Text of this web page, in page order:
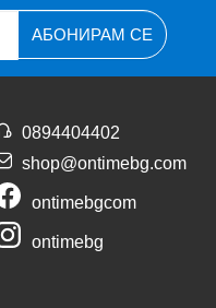
АБОНИРАМ СЕ
0894404402
shop@ontimebg.com
ontimebgcom
ontimebg